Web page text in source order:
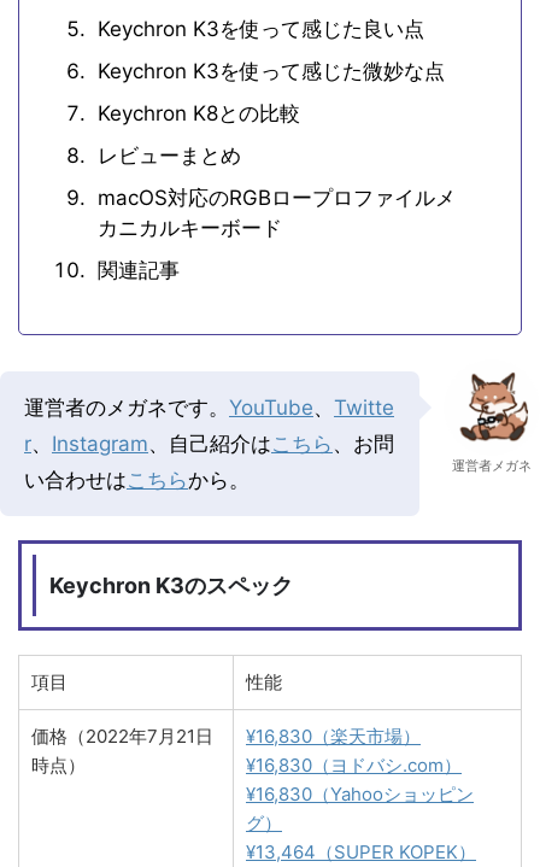
Keychron K3を使って感じた良い点
Keychron K3を使って感じた微妙な点
Keychron K8との比較
レビューまとめ
macOS対応のRGBロープロファイルメ
カニカルキーボード
関連記事
運営者のメガネです。 YouTube、 Twitte
r、 Instagram、自己紹介はこちら 、お問
い合わせはこちらから。
運営者メガネ
Keychron K3のスペック
項目 性能
価格（2022年7月21日
時点）
¥16,830（楽天市場）
¥16,830（ヨドバシ.com）
¥16,830（Yahooショッピン
グ）
¥13,464（SUPER KOPEK）